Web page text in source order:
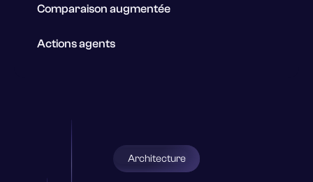
Comparaison augmentée
Actions agents
Architecture